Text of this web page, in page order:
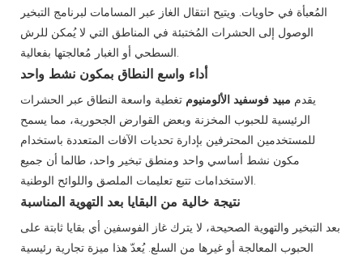
المُعبأة في حاويات. ويتيح انتقال الغاز عبر المسامات لبرنامج التبخير
الوصول إلى الحشرات المُختبئة في المناطق التي لا يُمكن للرش
السطحي أو الغبار مُعالجتها بفعالية.
أداء واسع النطاق بمكون نشط واحد
يقدم مبيد فوسفيد الألومنيوم تغطية واسعة النطاق عبر الحشرات
الرئيسية للحبوب المخزنة وبعض القوارض الجحورية، مما يسمح
للمستخدمين المحترفين بإدارة تحديات الآفات المتعددة باستخدام
مكون نشط أساسي واحد ومنطق تبخير واحد، طالما أن جميع
الاستخدامات تتبع تعليمات الملصق واللوائح الوطنية.
نتيجة خالية من البقايا بعد التهوية المناسبة
بعد التبخير والتهوية الصحيحة، لا يترك غاز الفوسفين أي بقايا ثابتة على
الحبوب المعالجة أو غيرها من السلع. يُعدّ هذا ميزة تجارية رئيسية